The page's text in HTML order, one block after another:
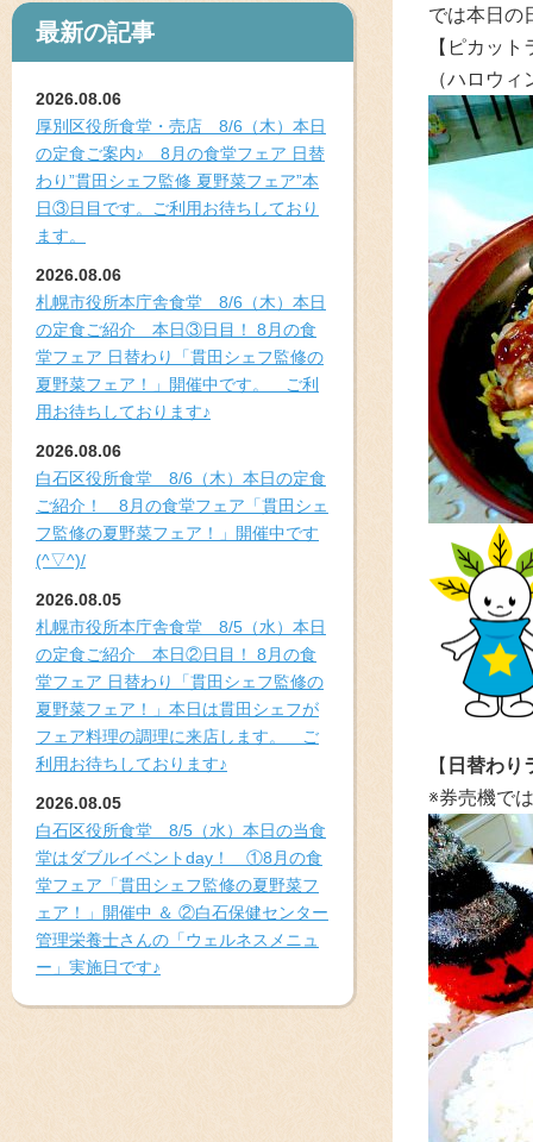
最新の記事
2026.08.06
厚別区役所食堂・売店 8/6（木）本日
の定食ご案内♪ 8月の食堂フェア 日替
わり”貫田シェフ監修 夏野菜フェア”本
日③日目です。ご利用お待ちしており
ます。
2026.08.06
札幌市役所本庁舎食堂 8/6（木）本日
の定食ご紹介 本日③日目！ 8月の食
堂フェア 日替わり「貫田シェフ監修の
夏野菜フェア！」開催中です。 ご利
用お待ちしております♪
2026.08.06
白石区役所食堂 8/6（木）本日の定食
ご紹介！ 8月の食堂フェア「貫田シェ
フ監修の夏野菜フェア！」開催中です
(^▽^)/
2026.08.05
札幌市役所本庁舎食堂 8/5（水）本日
の定食ご紹介 本日②日目！ 8月の食
堂フェア 日替わり「貫田シェフ監修の
夏野菜フェア！」本日は貫田シェフが
フェア料理の調理に来店します。 ご
利用お待ちしております♪
2026.08.05
白石区役所食堂 8/5（水）本日の当食
堂はダブルイベントday！ ①8月の食
堂フェア「貫田シェフ監修の夏野菜フ
ェア！」開催中 ＆ ②白石保健センター
管理栄養士さんの「ウェルネスメニュ
ー」実施日です♪
では本日の
【ピカッ
（ハロウ
【 日替わ
※券売機で